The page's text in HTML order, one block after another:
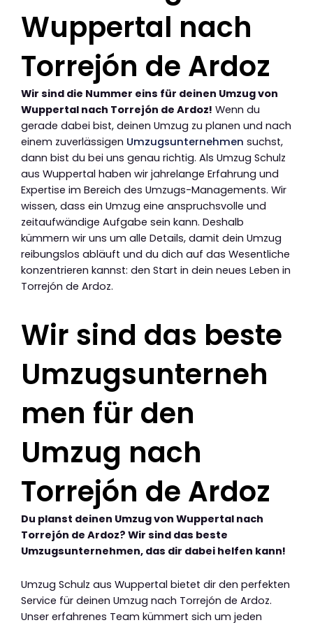
Wuppertal nach
Torrejón de Ardoz
Wir sind die Nummer eins für deinen Umzug von
Wuppertal nach Torrejón de Ardoz! Wenn du
gerade dabei bist, deinen Umzug zu planen und nach
einem zuverlässigen Umzugsunternehmen suchst,
dann bist du bei uns genau richtig. Als Umzug Schulz
aus Wuppertal haben wir jahrelange Erfahrung und
Expertise im Bereich des Umzugs-Managements. Wir
wissen, dass ein Umzug eine anspruchsvolle und
zeitaufwändige Aufgabe sein kann. Deshalb
kümmern wir uns um alle Details, damit dein Umzug
reibungslos abläuft und du dich auf das Wesentliche
konzentrieren kannst: den Start in dein neues Leben in
Torrejón de Ardoz.
Wir sind das beste
Umzugsunterneh
men für den
Umzug nach
Torrejón de Ardoz
Du planst deinen Umzug von Wuppertal nach
Torrejón de Ardoz? Wir sind das beste
Umzugsunternehmen, das dir dabei helfen kann!
Umzug Schulz aus Wuppertal bietet dir den perfekten
Service für deinen Umzug nach Torrejón de Ardoz.
Unser erfahrenes Team kümmert sich um jeden